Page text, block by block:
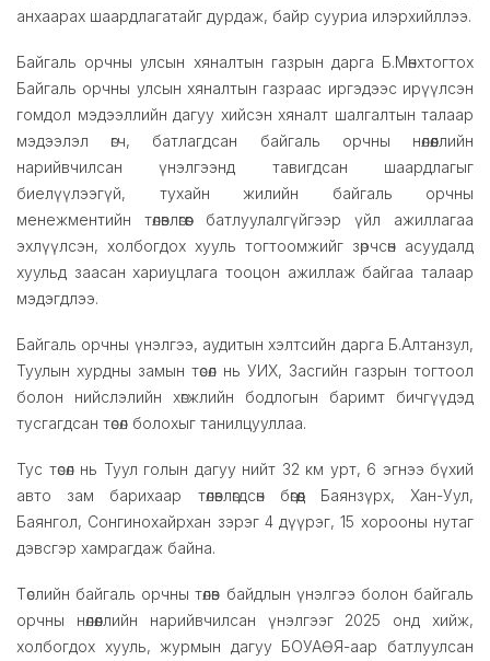
анхаарах шаардлагатайг дурдаж, байр сууриа илэрхийллээ.
Байгаль орчны улсын хяналтын газрын дарга Б.Мөнхтогтох
Байгаль орчны улсын хяналтын газраас иргэдээс ирүүлсэн
гомдол мэдээллийн дагуу хийсэн хяналт шалгалтын талаар
мэдээлэл өгч, батлагдсан байгаль орчны нөлөөллийн
нарийвчилсан үнэлгээнд тавигдсан шаардлагыг
биелүүлээгүй, тухайн жилийн байгаль орчны
менежментийн төлөвлөгөөг батлуулалгүйгээр үйл ажиллагаа
эхлүүлсэн, холбогдох хууль тогтоомжийг зөрчсөн асуудалд
хуульд заасан хариуцлага тооцон ажиллаж байгаа талаар
мэдэгдлээ.
Байгаль орчны үнэлгээ, аудитын хэлтсийн дарга Б.Алтанзул,
Туулын хурдны замын төсөл нь УИХ, Засгийн газрын тогтоол
болон нийслэлийн хөгжлийн бодлогын баримт бичгүүдэд
тусгагдсан төсөл болохыг танилцууллаа.
Тус төсөл нь Туул голын дагуу нийт 32 км урт, 6 эгнээ бүхий
авто зам барихаар төлөвлөгдсөн бөгөөд Баянзүрх, Хан-Уул,
Баянгол, Сонгинохайрхан зэрэг 4 дүүрэг, 15 хорооны нутаг
дэвсгэр хамрагдаж байна.
Төслийн байгаль орчны төлөв байдлын үнэлгээ болон байгаль
орчны нөлөөллийн нарийвчилсан үнэлгээг 2025 онд хийж,
холбогдох хууль, журмын дагуу БОУАӨЯ-аар батлуулсан